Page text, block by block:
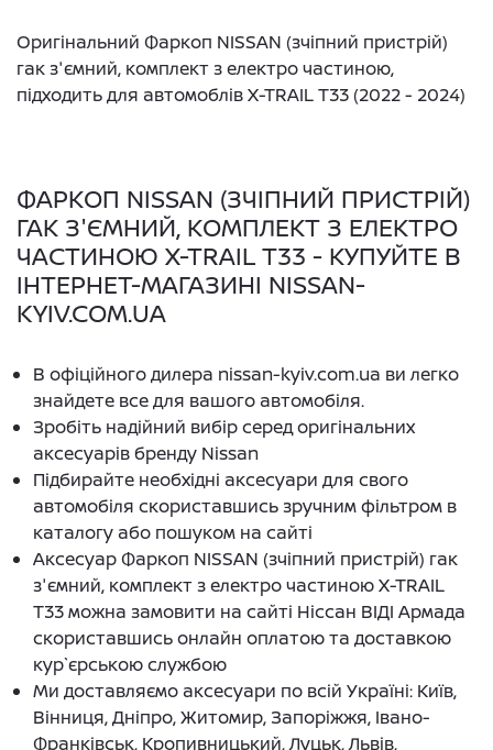
Оригінальний Фаркоп NISSAN (зчіпний пристрій)
гак з'ємний, комплект з електро частиною,
підходить для автомоблів X-TRAIL T33 (2022 - 2024)
ФАРКОП NISSAN (ЗЧІПНИЙ ПРИСТРІЙ)
ГАК З'ЄМНИЙ, КОМПЛЕКТ З ЕЛЕКТРО
ЧАСТИНОЮ X-TRAIL T33 - КУПУЙТЕ В
ІНТЕРНЕТ-МАГАЗИНІ NISSAN-
KYIV.COM.UA
В офіційного дилера nissan-kyiv.com.ua ви легко
знайдете все для вашого автомобіля.
Зробіть надійний вибір серед оригінальних
аксесуарів бренду Nissan
Підбирайте необхідні аксесуари для свого
автомобіля скориставшись зручним фільтром в
каталогу або пошуком на сайті
Аксесуар Фаркоп NISSAN (зчіпний пристрій) гак
з'ємний, комплект з електро частиною X-TRAIL
T33 можна замовити на сайті Ніссан ВІДІ Армада
скориставшись онлайн оплатою та доставкою
кур`єрською службою
Ми доставляємо аксесуари по всій Україні: Київ,
Вінниця, Дніпро, Житомир, Запоріжжя, Івано-
Франківськ, Кропивницький, Луцьк, Львів,